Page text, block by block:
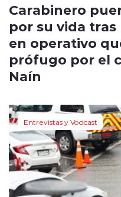
Carabinero
por su vida
en operativo
prófugo por el
Naín
Entrevistas y Vodcast